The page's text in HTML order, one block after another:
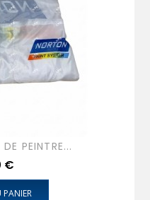
PEINTRE...
€
PANIER